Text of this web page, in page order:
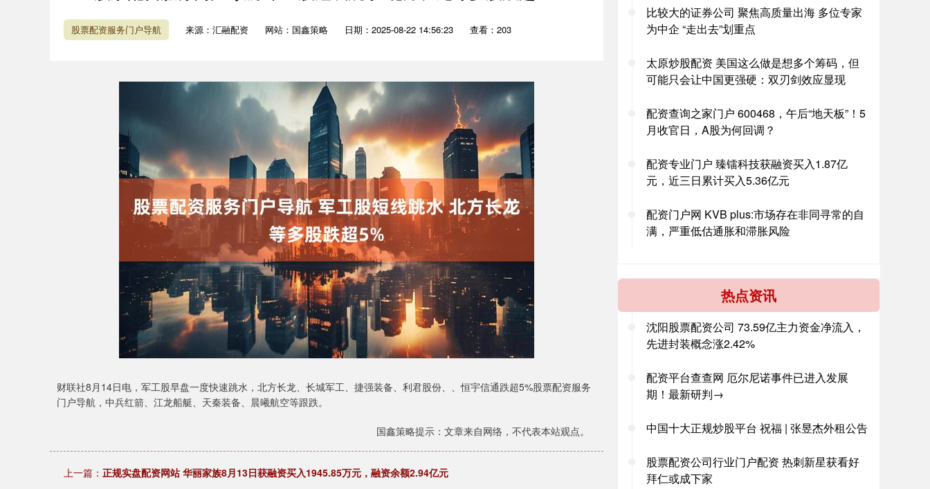
股票配资服务门户导航 来源：汇融配资 网站：国鑫策略 日期：2025-08-22 14:56:23 查看：203
财联社8月14日电，军工股早盘一度快速跳水，北方长龙、长城军工、捷强装备、利君股份、、恒宇信通跌超5%股票配资服务
门户导航，中兵红箭、江龙船艇、天秦装备、晨曦航空等跟跌。
国鑫策略提示：文章来自网络，不代表本站观点。
上一篇： 正规实盘配资网站 华丽家族8月13日获融资买入1945.85万元，融资余额2.94亿元
比较大的证券公司 聚焦高质量出海 多位专家
为中企 “走出去”划重点
太原炒股配资 美国这么做是想多个筹码，但
可能只会让中国更强硬：双刃剑效应显现
配资查询之家门户 600468，午后“地天板”！5
月收官日，A股为何回调？
配资专业门户 臻镭科技获融资买入1.87亿
元，近三日累计买入5.36亿元
配资门户网 KVB plus:市场存在非同寻常的自
满，严重低估通胀和滞胀风险
热点资讯
沈阳股票配资公司 73.59亿主力资金净流入，
先进封装概念涨2.42%
配资平台查查网 厄尔尼诺事件已进入发展
期！最新研判→
中国十大正规炒股平台 祝福 | 张昱杰外租公告
股票配资公司行业门户配资 热刺新星获看好
拜仁或成下家